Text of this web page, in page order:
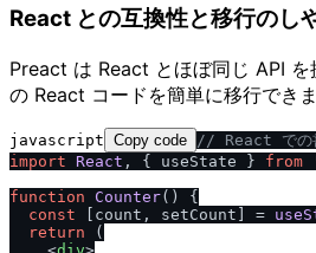
React との互換性と移行のし
Preact は React とほぼ同じ API
の React コードを簡単に移行できま
javascript Copy code // React での
import
React , { useState } from
function
Counter( ) {
const [count, setCount] =
return (